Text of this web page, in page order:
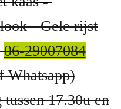
- Gele rijst
06-29007084
Whatsapp)
17.30u en